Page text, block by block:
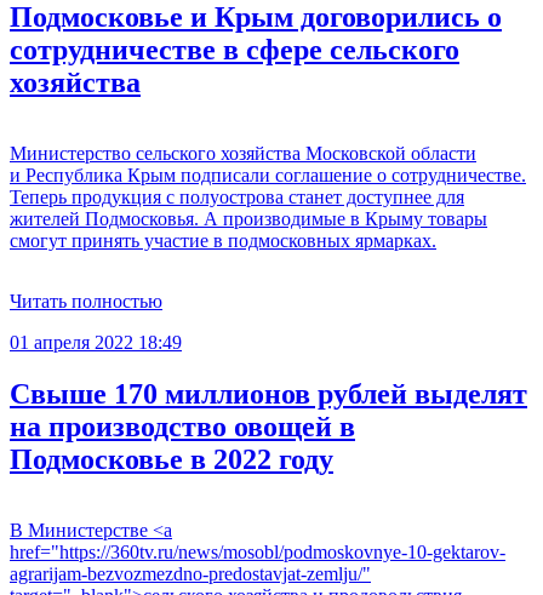
Подмосковье и Крым договорились о
сотрудничестве в сфере сельского
хозяйства
Министерство сельского хозяйства Московской области
и Республика Крым подписали соглашение о сотрудничестве.
Теперь продукция с полуострова станет доступнее для
жителей Подмосковья. А производимые в Крыму товары
смогут принять участие в подмосковных ярмарках.
Читать полностью
01 апреля 2022 18:49
Свыше 170 миллионов рублей выделят
на производство овощей в
Подмосковье в 2022 году
В Министерстве <a
href="https://360tv.ru/news/mosobl/podmoskovnye-10-gektarov-
agrarijam-bezvozmezdno-predostavjat-zemlju/"